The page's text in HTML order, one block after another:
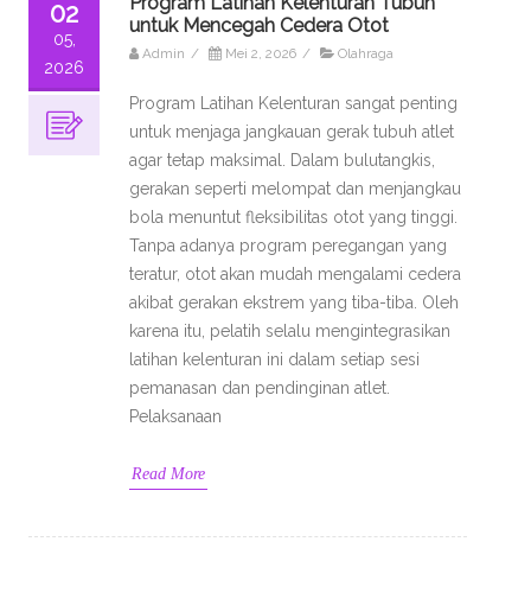
02
05,
2026
untuk Mencegah Cedera Otot
Admin / Mei 2, 2026 / Olahraga
Program Latihan Kelenturan sangat penting
untuk menjaga jangkauan gerak tubuh atlet
agar tetap maksimal. Dalam bulutangkis,
gerakan seperti melompat dan menjangkau
bola menuntut fleksibilitas otot yang tinggi.
Tanpa adanya program peregangan yang
teratur, otot akan mudah mengalami cedera
akibat gerakan ekstrem yang tiba-tiba. Oleh
karena itu, pelatih selalu mengintegrasikan
latihan kelenturan ini dalam setiap sesi
pemanasan dan pendinginan atlet.
Pelaksanaan
Read More